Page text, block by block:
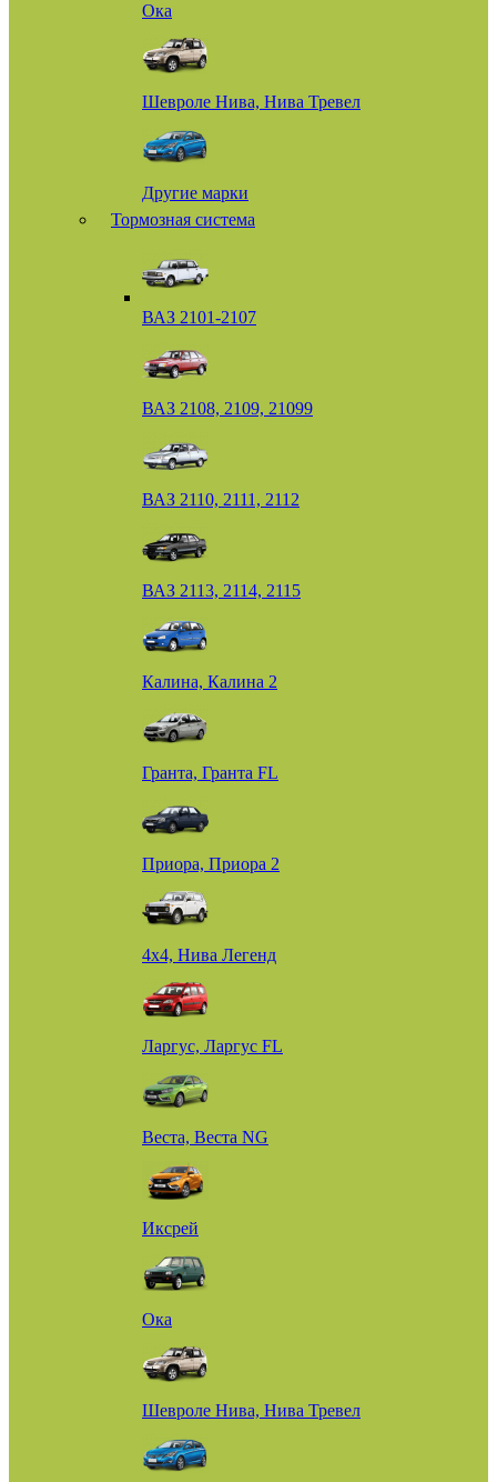
Ока
Шевроле Нива, Нива Тревел
Другие марки
Тормозная система
ВАЗ 2101-2107
ВАЗ 2108, 2109, 21099
ВАЗ 2110, 2111, 2112
ВАЗ 2113, 2114, 2115
Калина, Калина 2
Гранта, Гранта FL
Приора, Приора 2
4х4, Нива Легенд
Ларгус, Ларгус FL
Веста, Веста NG
Иксрей
Ока
Шевроле Нива, Нива Тревел